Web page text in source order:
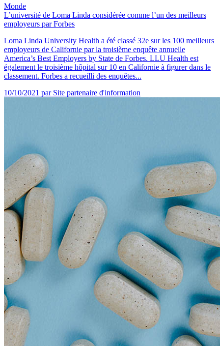
Monde
L’université de Loma Linda considérée comme l’un des meilleurs
employeurs par Forbes
Loma Linda University Health a été classé 32e sur les 100 meilleurs
employeurs de Californie par la troisième enquête annuelle
America’s Best Employers by State de Forbes. LLU Health est
également le troisième hôpital sur 10 en Californie à figurer dans le
classement. Forbes a recueilli des enquêtes...
10/10/2021 par Site partenaire d'information